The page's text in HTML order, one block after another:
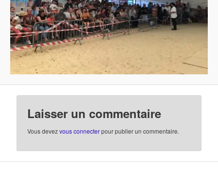
Laisser un commentaire
Vous devezvous connecterpour publier un commentaire.